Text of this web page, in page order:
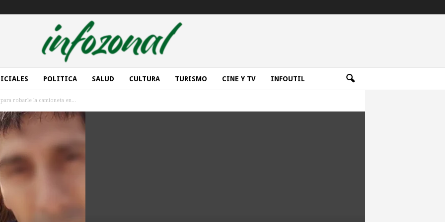
POLITICA SALUD CULTURA TURISMO CINE Y TV INFOUTIL
robarle la camioneta en...